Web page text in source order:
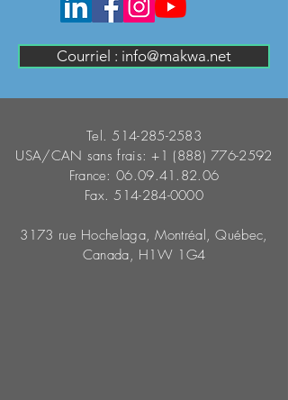
Courriel : info@makwa.net
Tel.514-285-2583
USA/CAN sans frais: +1 (888) 776-2592
France:06.09.41.82.06
Fax.514-284-0000
3173 rue Hochelaga, Montréal, Québec,
Canada, H1W 1G4